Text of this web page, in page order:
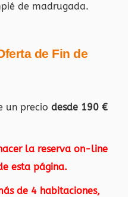
de madrugada.
de Fin de
un precio desde 190 €
la reserva on-line
esta página.
de 4 habitaciones,